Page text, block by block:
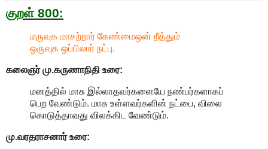
குறள் 800:
மருவுக மாசற்றார் கேண்மைஒன் றீத்தும்
ஒருவுக ஒப்பிலார் நட்பு.
கலைஞர் மு.கருணாநிதி உரை:
மனத்தில் மாசு இல்லாதவர்களையே நண்பர்களாகப்
பெற வேண்டும். மாசு உள்ளவர்களின் நட்பை, விலை
கொடுத்தாவது விலக்கிட வேண்டும்.
மு.வரதராசனார்உரை: